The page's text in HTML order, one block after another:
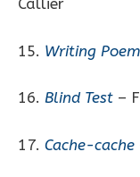
Callier
15. Writing
16. Blind Test –
17. Cache-cache